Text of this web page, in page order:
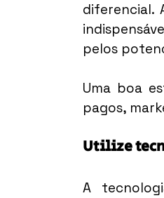
diferencial.
pelos
Uma boa
pagos,
Utilize
A